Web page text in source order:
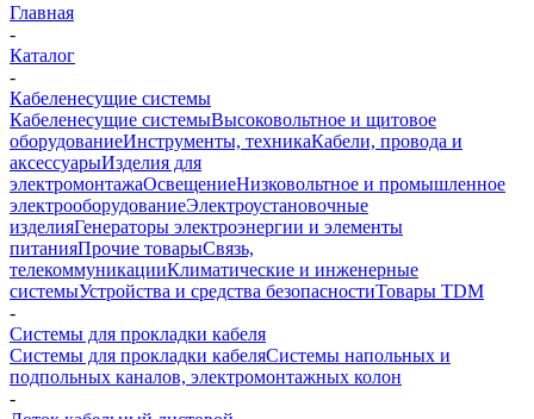
Главная
-
Каталог
-
Кабеленесущие системы
Кабеленесущие системыВысоковольтное и щитовое
оборудованиеИнструменты, техникаКабели, провода и
аксессуарыИзделия для
электромонтажаОсвещениеНизковольтное и промышленное
электрооборудованиеЭлектроустановочные
изделияГенераторы электроэнергии и элементы
питанияПрочие товарыСвязь,
телекоммуникацииКлиматические и инженерные
системыУстройства и средства безопасностиТовары TDM
-
Системы для прокладки кабеля
Системы для прокладки кабеляСистемы напольных и
подпольных каналов, электромонтажных колон
-